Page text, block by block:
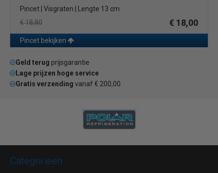
Pincet | Visgraten | Lengte 13 cm
€ 18,80
€ 18,00
Pincet bekijken
Geld terug prijsgarantie
Lage prijzen hoge service
Gratis verzending vanaf € 200,00
Categorieën